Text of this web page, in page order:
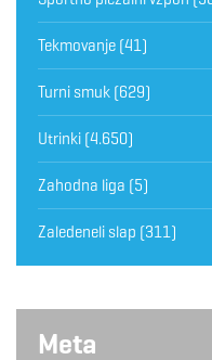
Tekmovanje (41)
Turni smuk (629)
Utrinki (4.650)
Zahodna liga (5)
Zaledeneli slap (311)
Meta